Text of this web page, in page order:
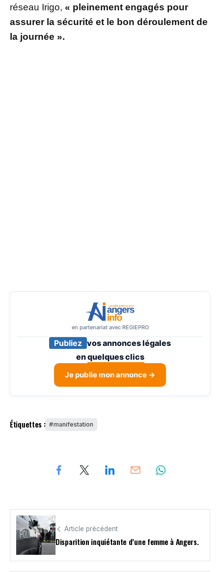
réseau Irigo, « pleinement engagés pour
assurer la sécurité et le bon déroulement de
la journée ».
en partenariat avec REGIEPRO
Publiez vos annonces légales
enquelques clics
Je publie mon annonce →
Étiquettes : manifestation
Article précédent
Disparition inquiétante d’une femme à Angers.